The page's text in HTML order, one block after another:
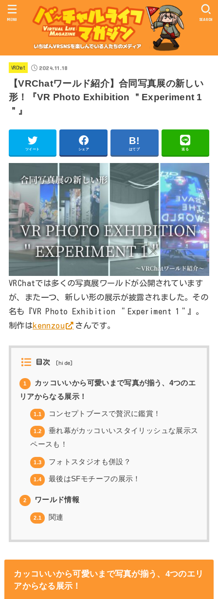
SEARCH
MENU
VRChat 2024.11.18
【VRChatワールド紹介】合同写真展の新しい
形！『VR Photo Exhibition ＂Experiment 1
＂』
ツイート シェア はてブ 送る
VRChatでは多くの写真展ワールドが公開されています
が、また一つ、新しい形の展示が披露されました。その
名も『VR Photo Exhibition ＂Experiment 1＂』。
制作はkennzou さんです。
目次 [hide]
1
カッコいいから可愛いまで写真が揃う、4つのエ
リアからなる展示！
1.1 コンセプトブースで贅沢に鑑賞！
1.2
垂れ幕がカッコいいスタイリッシュな展示ス
ペースも！
1.3 フォトスタジオも併設？
1.4 最後はSFモチーフの展示！
2 ワールド情報
2.1 関連
カッコいいから可愛いまで写真が揃う、4つのエリ
アからなる展示！